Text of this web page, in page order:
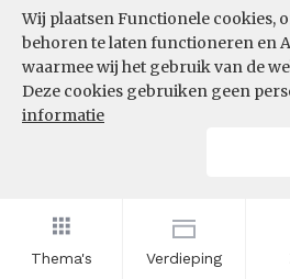
Thema's Verdieping
Wij plaatsen Functionele cookies,
behoren te laten functioneren en
waarmee wij het gebruik van de
Deze cookies gebruiken geen
informatie
TOP 10 REGIO'S MET
AANDEEL TEKORT AAN
ARBEIDSKRACHTEN